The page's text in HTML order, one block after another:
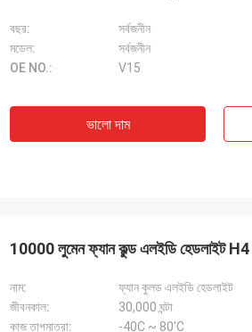
বছর:
সর্বজনীন
মডেল:
সর্বজনীন
OE NO.:
V15
ভালো দাম
10000 লুমেন ফ্যান কুল্ড এলইডি হেডলাইট H4
নাম:
ফ্যান কুলড এলইডি হেডলাইট
জীবনকাল:
30,000 ঘন্টা
কাজ তাপমাত্রা:
-40C ~ 80'C